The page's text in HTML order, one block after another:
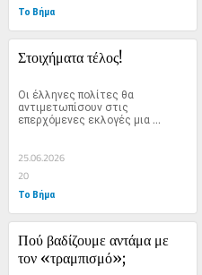
Το Βήμα
Στοιχήματα τέλος!
Οι έλληνες πολίτες θα
αντιμετωπίσουν στις
επερχόμενες εκλογές μια
πρωτοφανώς...
25.06.2026
20
Το Βήμα
Πού βαδίζουμε αντάμα με
τον «τραμπισμό»;